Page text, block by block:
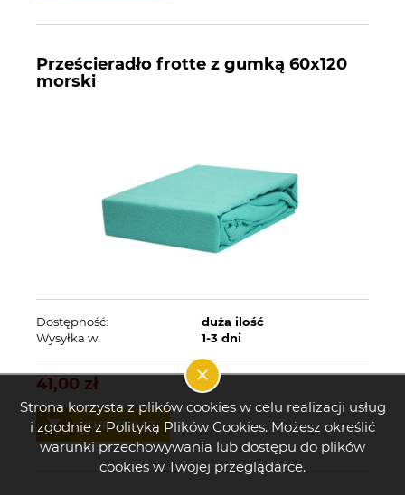
Strona korzysta z plików cookies w celu realizacji usług
i zgodnie z Polityką Plików Cookies. Możesz określić
warunki przechowywania lub dostępu do plików
cookies w Twojej przeglądarce.
Prześcieradło frotte z gumką 60x120
morski
Dostępność:
duża ilość
Wysyłka w:
1-3 dni
41,00 zł
KUP TERAZ